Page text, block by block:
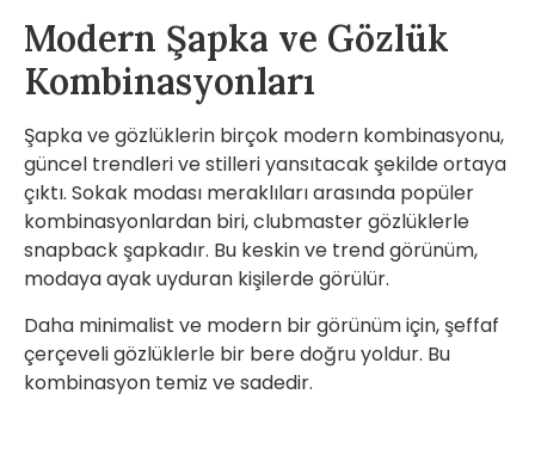
Modern Şapka ve Gözlük
Kombinasyonları
Şapka ve gözlüklerin birçok modern kombinasyonu,
güncel trendleri ve stilleri yansıtacak şekilde ortaya
çıktı. Sokak modası meraklıları arasında popüler
kombinasyonlardan biri, clubmaster gözlüklerle
snapback şapkadır. Bu keskin ve trend görünüm,
modaya ayak uyduran kişilerde görülür.
Daha minimalist ve modern bir görünüm için, şeffaf
çerçeveli gözlüklerle bir bere doğru yoldur. Bu
kombinasyon temiz ve sadedir.